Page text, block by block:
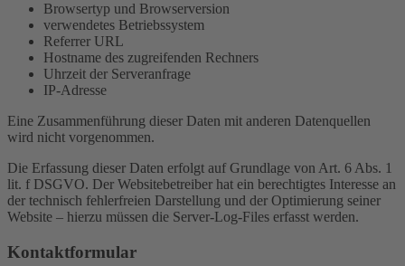
Browsertyp und Browserversion
verwendetes Betriebssystem
Referrer URL
Hostname des zugreifenden Rechners
Uhrzeit der Serveranfrage
IP-Adresse
Eine Zusammenführung dieser Daten mit anderen Datenquellen
wird nicht vorgenommen.
Die Erfassung dieser Daten erfolgt auf Grundlage von Art. 6 Abs. 1
lit. f DSGVO. Der Websitebetreiber hat ein berechtigtes Interesse an
der technisch fehlerfreien Darstellung und der Optimierung seiner
Website – hierzu müssen die Server-Log-Files erfasst werden.
Kontaktformular